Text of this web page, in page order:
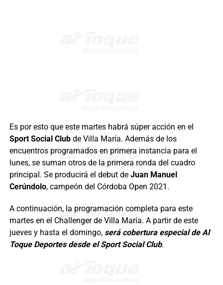
Es por esto que este martes habrá súper acción en el
Sport Social Club de Villa María. Además de los
encuentros programados en primera instancia para el
lunes, se suman otros de la primera ronda del cuadro
principal. Se producirá el debut de Juan Manuel
Cerúndolo, campeón del Córdoba Open 2021.
A continuación, la programación completa para este
martes en el Challenger de Villa María. A partir de este
jueves y hasta el domingo, será cobertura especial de Al
Toque Deportes desde el Sport Social Club.